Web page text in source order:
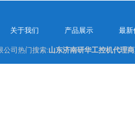
关于我们 产品展示 最新
公司热门搜索:山东济南研华工控机代理